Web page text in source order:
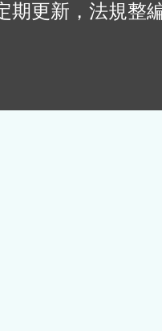
期更新，法規整